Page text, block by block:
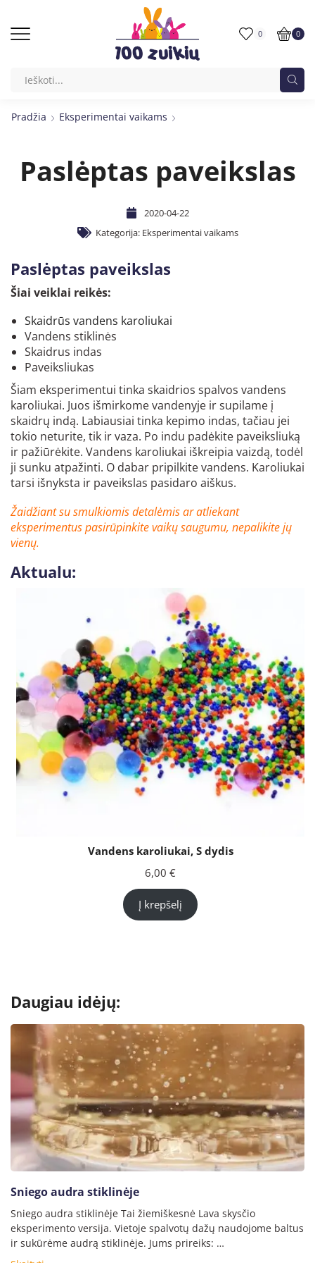
0 0
Pradžia Eksperimentai vaikams
Paslėptas paveikslas
2020-04-22
Kategorija: Eksperimentai vaikams
Paslėptas paveikslas
Šiai veiklai reikės:
Skaidrūs vandens karoliukai
Vandens stiklinės
Skaidrus indas
Paveiksliukas
Šiam eksperimentui tinka skaidrios spalvos vandens
karoliukai. Juos išmirkome vandenyje ir supilame į
skaidrų indą. Labiausiai tinka kepimo indas, tačiau jei
tokio neturite, tik ir vaza. Po indu padėkite paveiksliuką
ir pažiūrėkite. Vandens karoliukai iškreipia vaizdą, todėl
ji sunku atpažinti. O dabar pripilkite vandens. Karoliukai
tarsi išnyksta ir paveikslas pasidaro aiškus.
Žaidžiant su smulkiomis detalėmis ar atliekant
eksperimentus pasirūpinkite vaikų saugumu, nepalikite jų
vienų.
Aktualu:
Vandens karoliukai, S dydis
6,00 €
Į krepšelį
Daugiau idėjų:
Sniego audra stiklinėje
Sniego audra stiklinėje Tai žiemiškesnė Lava skysčio
eksperimento versija. Vietoje spalvotų dažų naudojome baltus
ir sukūrėme audrą stiklinėje. Jums prireiks: …